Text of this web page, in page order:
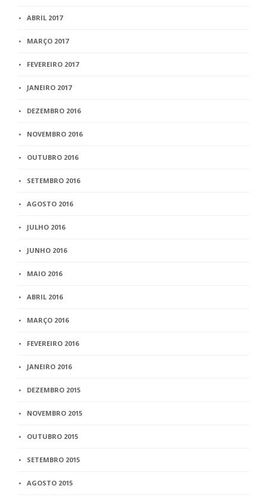
ABRIL 2017
MARÇO 2017
FEVEREIRO 2017
JANEIRO 2017
DEZEMBRO 2016
NOVEMBRO 2016
OUTUBRO 2016
SETEMBRO 2016
AGOSTO 2016
JULHO 2016
JUNHO 2016
MAIO 2016
ABRIL 2016
MARÇO 2016
FEVEREIRO 2016
JANEIRO 2016
DEZEMBRO 2015
NOVEMBRO 2015
OUTUBRO 2015
SETEMBRO 2015
AGOSTO 2015